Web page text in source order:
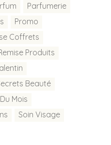
Parfumerie
Promo
Coffrets
Produits
Beauté
Mois
Soin Visage